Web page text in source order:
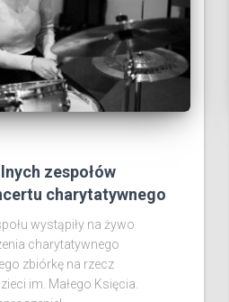
zespołów
charytatywnego
wystąpiły na żywo
charytatywnego
zbiórkę na rzecz
im. Małego Księcia.